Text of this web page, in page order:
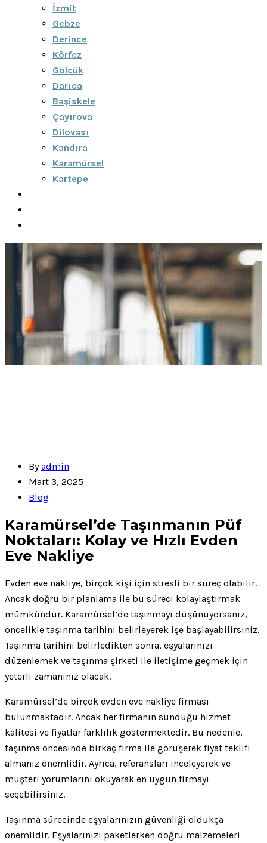
İzmit
Gebze
Derince
Körfez
Gölcük
Darıca
Başiskele
Çayırova
Dilovası
Kandıra
Karamürsel
Kartepe
Byadmin
Mart 3, 2025
Blog
Karamürsel’de Taşınmanın Püf
Noktaları: Kolay ve Hızlı Evden
Eve Nakliye
Evden eve nakliye, birçok kişi için stresli bir süreç olabilir.
Ancak doğru bir planlama ile bu süreci kolaylaştırmak
mümkündür. Karamürsel’de taşınmayı düşünüyorsanız,
öncelikle taşınma tarihini belirleyerek işe başlayabilirsiniz.
Taşınma tarihini belirledikten sonra, eşyalarınızı
düzenlemek ve taşınma şirketi ile iletişime geçmek için
yeterli zamanınız olacak.
Karamürsel’de birçok evden eve nakliye firması
bulunmaktadır. Ancak her firmanın sunduğu hizmet
kalitesi ve fiyatlar farklılık göstermektedir. Bu nedenle,
taşınma öncesinde birkaç firma ile görüşerek fiyat teklifi
almanız önemlidir. Ayrıca, referansları inceleyerek ve
müşteri yorumlarını okuyarak en uygun firmayı
seçebilirsiniz.
Taşınma sürecinde eşyalarınızın güvenliği oldukça
önemlidir. Eşyalarınızı paketlerken doğru malzemeleri